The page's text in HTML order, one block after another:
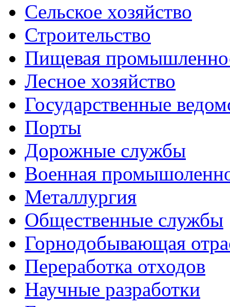
Сельское хозяйство
Строительство
Пищевая
Лесное хозяйство
Государственные
Порты
Дорожные службы
Военная
Металлургия
Общественные службы
Горнодобывающая
Переработка отходов
Научные разработки